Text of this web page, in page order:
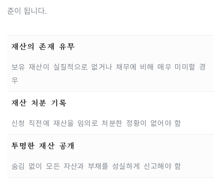
준이 됩니다.
재산의 존재 유무
보유 재산이 실질적으로 없거나 채무에 비해 매우 미미할 경
우
재산 처분 기록
신청 직전에 재산을 임의로 처분한 정황이 없어야 함
투명한 재산 공개
숨김 없이 모든 자산과 부채를 성실하게 신고해야 함